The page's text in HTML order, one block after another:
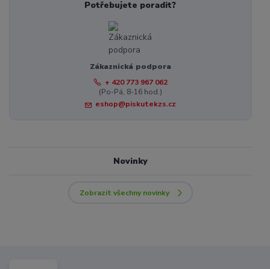
Potřebujete poradit?
Zákaznická podpora
+ 420 773 967 062
(Po-Pá, 8-16 hod.)
eshop@piskutekzs.cz
Novinky
Zobrazit všechny novinky